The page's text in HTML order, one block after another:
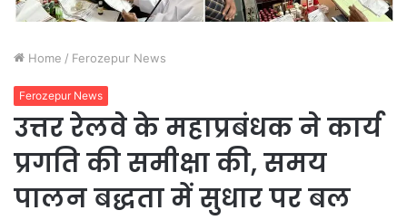
Home / Ferozepur News
Ferozepur News
उत्तर रेलवे के महाप्रबंधक ने कार्य
प्रगति की समीक्षा की, समय
पालन बद्धता में सुधार पर बल